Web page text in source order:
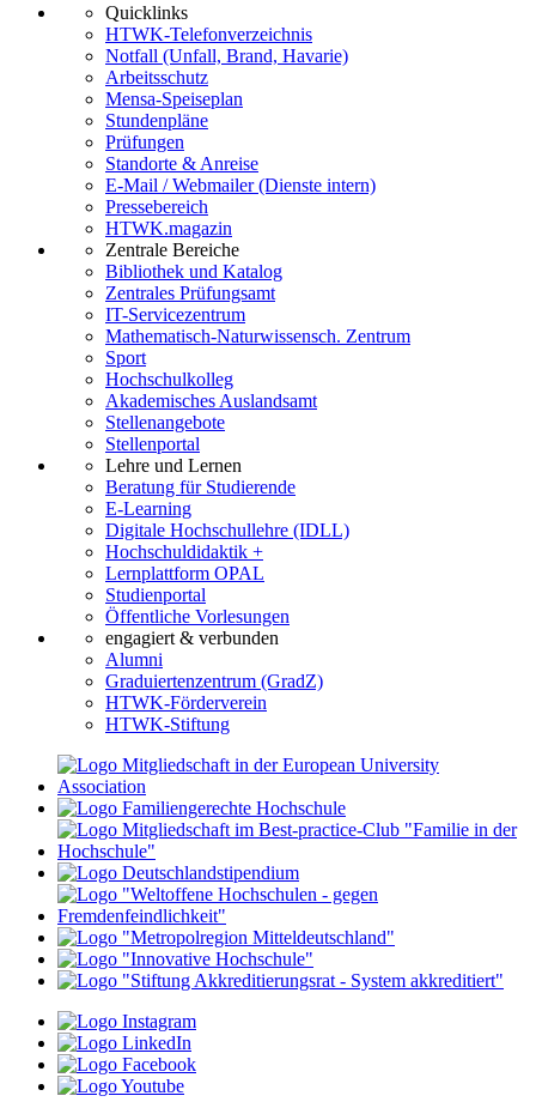
Quicklinks
HTWK-Telefonverzeichnis
Notfall (Unfall, Brand, Havarie)
Arbeitsschutz
Mensa-Speiseplan
Stundenpläne
Prüfungen
Standorte & Anreise
E-Mail / Webmailer (Dienste intern)
Pressebereich
HTWK.magazin
Zentrale Bereiche
Bibliothek und Katalog
Zentrales Prüfungsamt
IT-Servicezentrum
Mathematisch-Naturwissensch. Zentrum
Sport
Hochschulkolleg
Akademisches Auslandsamt
Stellenangebote
Stellenportal
Lehre und Lernen
Beratung für Studierende
E-Learning
Digitale Hochschullehre (IDLL)
Hochschuldidaktik +
Lernplattform OPAL
Studienportal
Öffentliche Vorlesungen
engagiert & verbunden
Alumni
Graduiertenzentrum (GradZ)
HTWK-Förderverein
HTWK-Stiftung